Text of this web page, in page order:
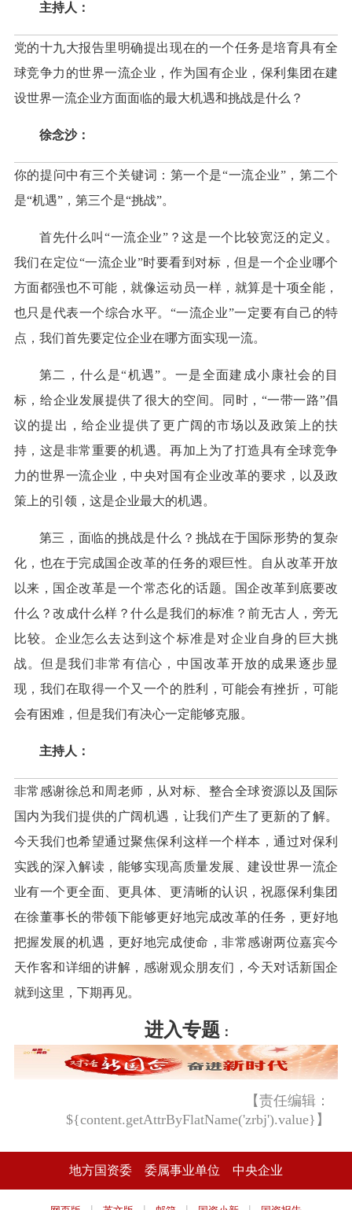
主持人：
党的十九大报告里明确提出现在的一个任务是培育具有全
球竞争力的世界一流企业，作为国有企业，保利集团在建
设世界一流企业方面面临的最大机遇和挑战是什么？
徐念沙：
你的提问中有三个关键词：第一个是“一流企业”，第二个
是“机遇”，第三个是“挑战”。
首先什么叫“一流企业”？这是一个比较宽泛的定义。
我们在定位“一流企业”时要看到对标，但是一个企业哪个
方面都强也不可能，就像运动员一样，就算是十项全能，
也只是代表一个综合水平。“一流企业”一定要有自己的特
点，我们首先要定位企业在哪方面实现一流。
第二，什么是“机遇”。一是全面建成小康社会的目
标，给企业发展提供了很大的空间。同时，“一带一路”倡
议的提出，给企业提供了更广阔的市场以及政策上的扶
持，这是非常重要的机遇。再加上为了打造具有全球竞争
力的世界一流企业，中央对国有企业改革的要求，以及政
策上的引领，这是企业最大的机遇。
第三，面临的挑战是什么？挑战在于国际形势的复杂
化，也在于完成国企改革的任务的艰巨性。自从改革开放
以来，国企改革是一个常态化的话题。国企改革到底要改
什么？改成什么样？什么是我们的标准？前无古人，旁无
比较。企业怎么去达到这个标准是对企业自身的巨大挑
战。但是我们非常有信心，中国改革开放的成果逐步显
现，我们在取得一个又一个的胜利，可能会有挫折，可能
会有困难，但是我们有决心一定能够克服。
主持人：
非常感谢徐总和周老师，从对标、整合全球资源以及国际
国内为我们提供的广阔机遇，让我们产生了更新的了解。
今天我们也希望通过聚焦保利这样一个样本，通过对保利
实践的深入解读，能够实现高质量发展、建设世界一流企
业有一个更全面、更具体、更清晰的认识，祝愿保利集团
在徐董事长的带领下能够更好地完成改革的任务，更好地
把握发展的机遇，更好地完成使命，非常感谢两位嘉宾今
天作客和详细的讲解，感谢观众朋友们，今天对话新国企
就到这里，下期再见。
进入专题 ：
【责任编辑：
${content.getAttrByFlatName('zrbj').value}】
地方国资委 委属事业单位 中央企业